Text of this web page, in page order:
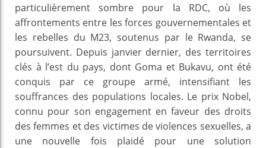
particulièrement sombre pour la RDC, où les
affrontements entre les forces gouvernementales et
les rebelles du M23, soutenus par le Rwanda, se
poursuivent. Depuis janvier dernier, des territoires
clés à l’est du pays, dont Goma et Bukavu, ont été
conquis par ce groupe armé, intensifiant les
souffrances des populations locales. Le prix Nobel,
connu pour son engagement en faveur des droits
des femmes et des victimes de violences sexuelles, a
une nouvelle fois plaidé pour une solution